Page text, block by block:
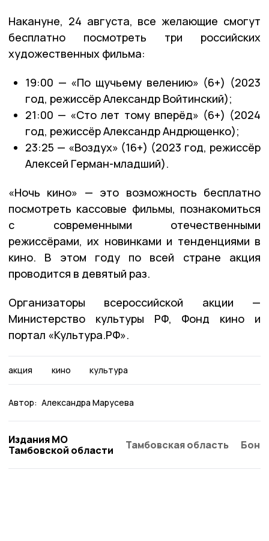
Накануне, 24 августа, все желающие смогут
бесплатно посмотреть три российских
художественных фильма:
19:00 — «По щучьему велению» (6+) (2023
год, режиссёр Александр Войтинский);
21:00 — «Сто лет тому вперёд» (6+) (2024
год, режиссёр Александр Андрющенко);
23:25 — «Воздух» (16+) (2023 год, режиссёр
Алексей Герман-младший).
«Ночь кино» — это возможность бесплатно
посмотреть кассовые фильмы, познакомиться
с современными отечественными
режиссёрами, их новинками и тенденциями в
кино. В этом году по всей стране акция
проводится в девятый раз.
Организаторы всероссийской акции —
Министерство культуры РФ, Фонд кино и
портал «Культура.РФ».
акция кино культура
Автор: Александра Марусева
Издания МО
Тамбовской области
Тамбовская область